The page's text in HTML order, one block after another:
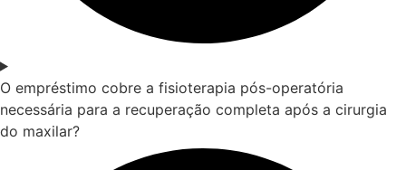
O empréstimo cobre a fisioterapia pós-operatória
necessária para a recuperação completa após a cirurgia
do maxilar?